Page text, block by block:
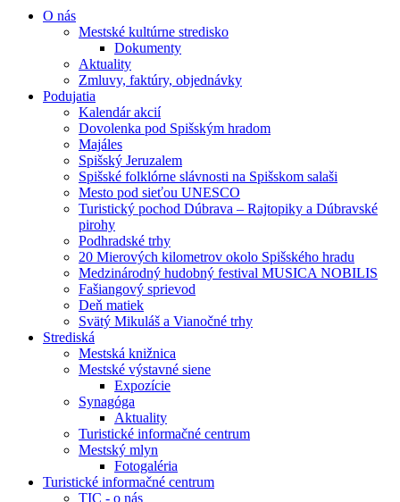
O nás
Mestské kultúrne stredisko
Dokumenty
Aktuality
Zmluvy, faktúry, objednávky
Podujatia
Kalendár akcií
Dovolenka pod Spišským hradom
Majáles
Spišský Jeruzalem
Spišské folklórne slávnosti na Spišskom salaši
Mesto pod sieťou UNESCO
Turistický pochod Dúbrava – Rajtopiky a Dúbravské
pirohy
Podhradské trhy
20 Mierových kilometrov okolo Spišského hradu
Medzinárodný hudobný festival MUSICA NOBILIS
Fašiangový sprievod
Deň matiek
Svätý Mikuláš a Vianočné trhy
Strediská
Mestská knižnica
Mestské výstavné siene
Expozície
Synagóga
Aktuality
Turistické informačné centrum
Mestský mlyn
Fotogaléria
Turistické informačné centrum
TIC - o nás